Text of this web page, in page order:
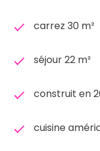
carrez 30 m²
séjour 22 m²
construit en
cuisine